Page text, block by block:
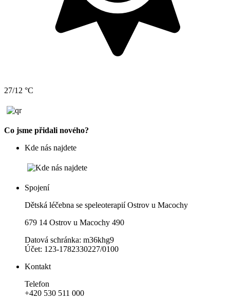
27/12 °C
Co jsme přidali nového?
Kde nás najdete
Spojení
Dětská léčebna se speleoterapií Ostrov u Macochy
679 14 Ostrov u Macochy 490
Datová schránka: m36khg9
Účet: 123-1782330227/0100
Kontakt
Telefon
+420 530 511 000